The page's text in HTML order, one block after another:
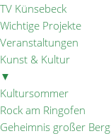
TV Künsebeck
Wichtige Projekte
Veranstaltungen
Kunst & Kultur
▼
Kultursommer
Rock am Ringofen
Geheimnis großer Berg